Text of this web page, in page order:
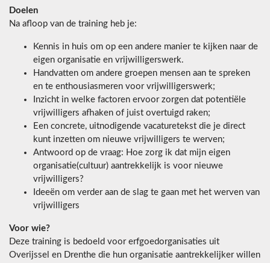
Doelen
Na afloop van de training heb je:
Kennis in huis om op een andere manier te kijken naar de
eigen organisatie en vrijwilligerswerk.
Handvatten om andere groepen mensen aan te spreken
en te enthousiasmeren voor vrijwilligerswerk;
Inzicht in welke factoren ervoor zorgen dat potentiële
vrijwilligers afhaken of juist overtuigd raken;
Een concrete, uitnodigende vacaturetekst die je direct
kunt inzetten om nieuwe vrijwilligers te werven;
Antwoord op de vraag: Hoe zorg ik dat mijn eigen
organisatie(cultuur) aantrekkelijk is voor nieuwe
vrijwilligers?
Ideeën om verder aan de slag te gaan met het werven van
vrijwilligers
Voor wie?
Deze training is bedoeld voor erfgoedorganisaties uit
Overijssel en Drenthe die hun organisatie aantrekkelijker willen